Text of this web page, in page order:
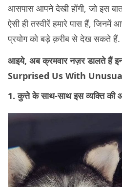
आसपास आपने देखी होंगी, जो इस
ऐसी ही तस्वीरें हमारे पास हैं,
प्रयोग को बड़े क़रीब से देख सकते हैं.
आइये, अब क्रमवार नज़र डालते हैं
Surprised Us With
1. कुत्ते के साथ-साथ इस व्यक्ति की